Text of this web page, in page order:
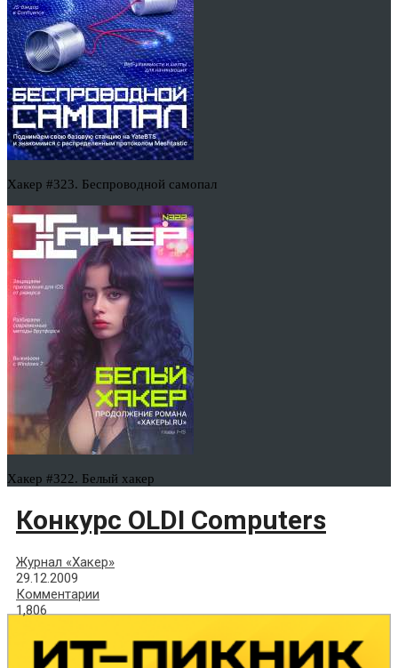
Хакер #323. Беспроводной самопал
Хакер #322. Белый хакер
Конкурс OLDI Computers
Журнал «Хакер»
29.12.2009
Комментарии
1,806